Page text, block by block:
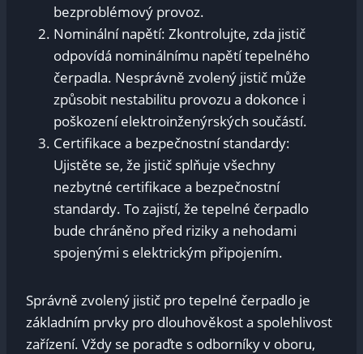
⁤bezproblémový provoz.
Nominální⁤ napětí: Zkontrolujte,​ zda⁤ jistič
odpovídá⁤ nominálnímu napětí​ tepelného‍
čerpadla. Nesprávně zvolený jistič může
způsobit ⁣nestabilitu provozu a​ dokonce i
poškození ⁣elektroinženýrských součástí.
Certifikace a bezpečnostní⁢ standardy:
Ujistěte ​se, ‌že jistič splňuje ​všechny
nezbytné certifikace a bezpečnostní
standardy. To zajistí, že tepelné čerpadlo
bude‌ chráněno před riziky⁣ a nehodami
spojenými s elektrickým připojením.
Správně zvolený jistič pro tepelné čerpadlo je
základním prvky pro dlouhověkost⁢ a ‍spolehlivost
zařízení. Vždy⁣ se poraďte⁤ s ‍odborníky v ⁤oboru,